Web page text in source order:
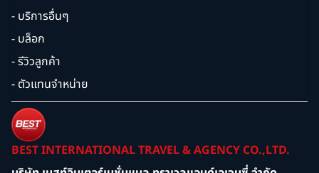
- บริการอื่นๆ
- บล็อก
- รีวิวลูกค้า
- ตัวแทนจำหน่าย
BEST INTERNATIONAL TRAVEL & AGENCY CO.,LTD.